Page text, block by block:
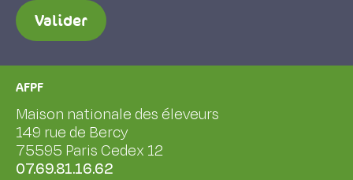
Valider
AFPF
Maison nationale des éleveurs
149 rue de Bercy
75595 Paris Cedex 12
07.69.81.16.62